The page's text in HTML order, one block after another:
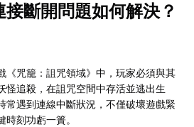
斷開問題如何解決？
《咒籠：詛咒領域》中，玩家必須與其
怪追殺，在詛咒空間中存活並逃出生
常遇到連線中斷狀況，不僅破壞遊戲緊
刻功虧一簣。